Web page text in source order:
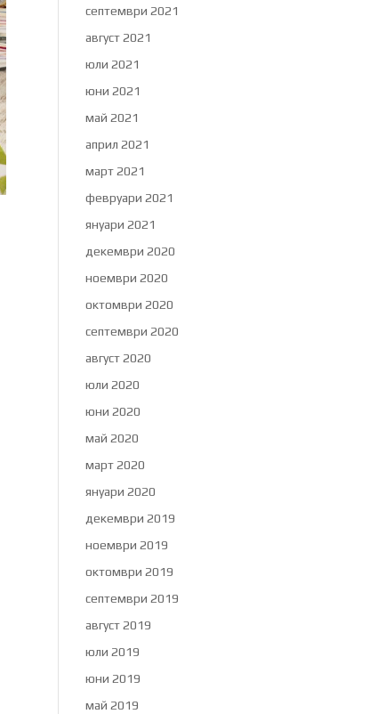
септември 2021
август 2021
юли 2021
юни 2021
май 2021
април 2021
март 2021
февруари 2021
януари 2021
декември 2020
ноември 2020
октомври 2020
септември 2020
август 2020
юли 2020
юни 2020
май 2020
март 2020
януари 2020
декември 2019
ноември 2019
октомври 2019
септември 2019
август 2019
юли 2019
юни 2019
май 2019